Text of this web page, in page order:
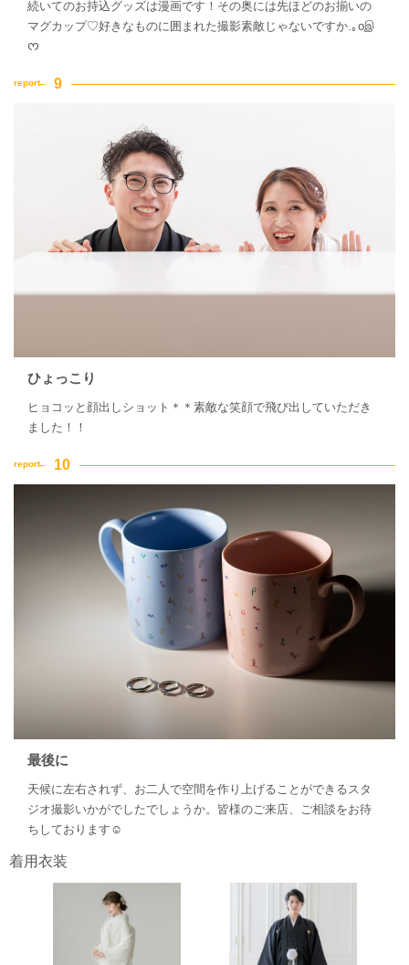
続いてのお持込グッズは漫画です！その奥には先ほどのお揃いの
マグカップ♡好きなものに囲まれた撮影素敵じゃないですか.｡oஇ
ᰔ
ひょっこり
ヒョコッと顔出しショット＊＊素敵な笑顔で飛び出していただき
ました！！
最後に
天候に左右されず、お二人で空間を作り上げることができるスタ
ジオ撮影いかがでしたでしょうか。皆様のご来店、ご相談をお待
ちしております☺︎
着用衣装